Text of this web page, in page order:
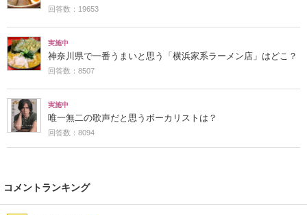
回答数：19653
実施中
神奈川県で一番うまいと思う「横浜家系ラーメン店」はどこ？
回答数：8507
実施中
唯一無二の歌声だと思うボーカリストは？
回答数：8094
コメントランキング